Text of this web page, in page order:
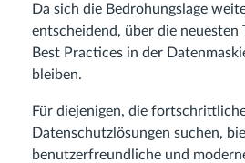
Da sich die Bedrohungslage
entscheidend, über die neuesten
Best Practices in der
bleiben.
Für diejenigen, die
Datenschutzlösungen suchen,
benutzerfreundliche und